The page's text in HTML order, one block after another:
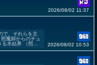
2026/08/02 11:37
で、それらを主
魔師からのチュ
る氷結界 （照...
2026/08/02 10:53